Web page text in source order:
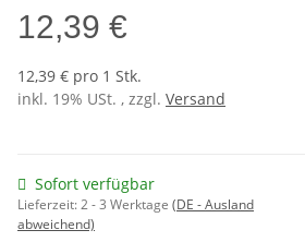
12,39 €
12,39 € pro 1 Stk.
inkl. 19% USt. , zzgl. Versand
Sofort verfügbar
Lieferzeit:2 - 3 Werktage (DE - Ausland
abweichend)